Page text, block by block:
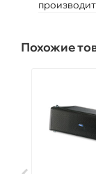
Похожие